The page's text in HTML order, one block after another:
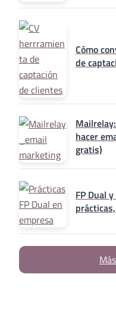
Cómo
de
hacer
gratis)
FP Dual